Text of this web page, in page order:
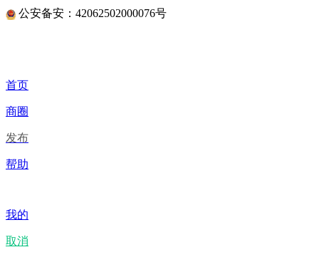
公安备安：42062502000076号
首页
商圈
发布
帮助
我的
取消